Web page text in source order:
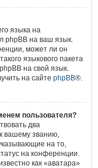
языка на
phpBB на ваш язык.
может ли он
языкового пакета
на свой язык.
на сайте phpBB®.
пользователя?
два
вашему званию,
на то,
на конференции.
как «аватара»